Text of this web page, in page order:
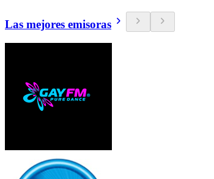
Las mejores emisoras